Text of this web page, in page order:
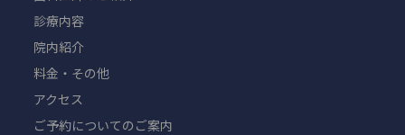
診療内容
院内紹介
料金・その他
アクセス
ご予約についてのご案内